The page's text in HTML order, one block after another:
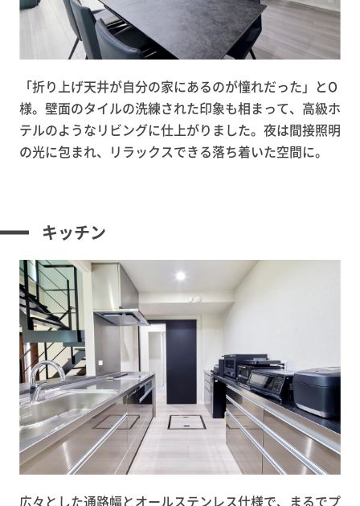
「折り上げ天井が自分の家にあるのが憧れだった」とO
様。壁面のタイルの洗練された印象も相まって、高級ホ
テルのようなリビングに仕上がりました。夜は間接照明
の光に包まれ、リラックスできる落ち着いた空間に。
キッチン
広々とした通路幅とオールステンレス仕様で、まるでプ